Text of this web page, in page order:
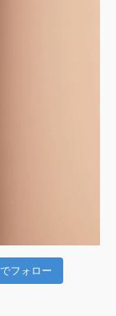
フォロー